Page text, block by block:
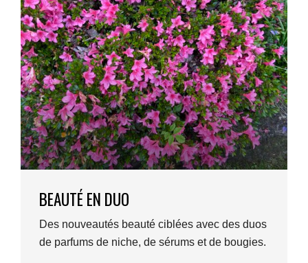
BEAUTÉ EN DUO
Des nouveautés beauté ciblées avec des duos
de parfums de niche, de sérums et de bougies.